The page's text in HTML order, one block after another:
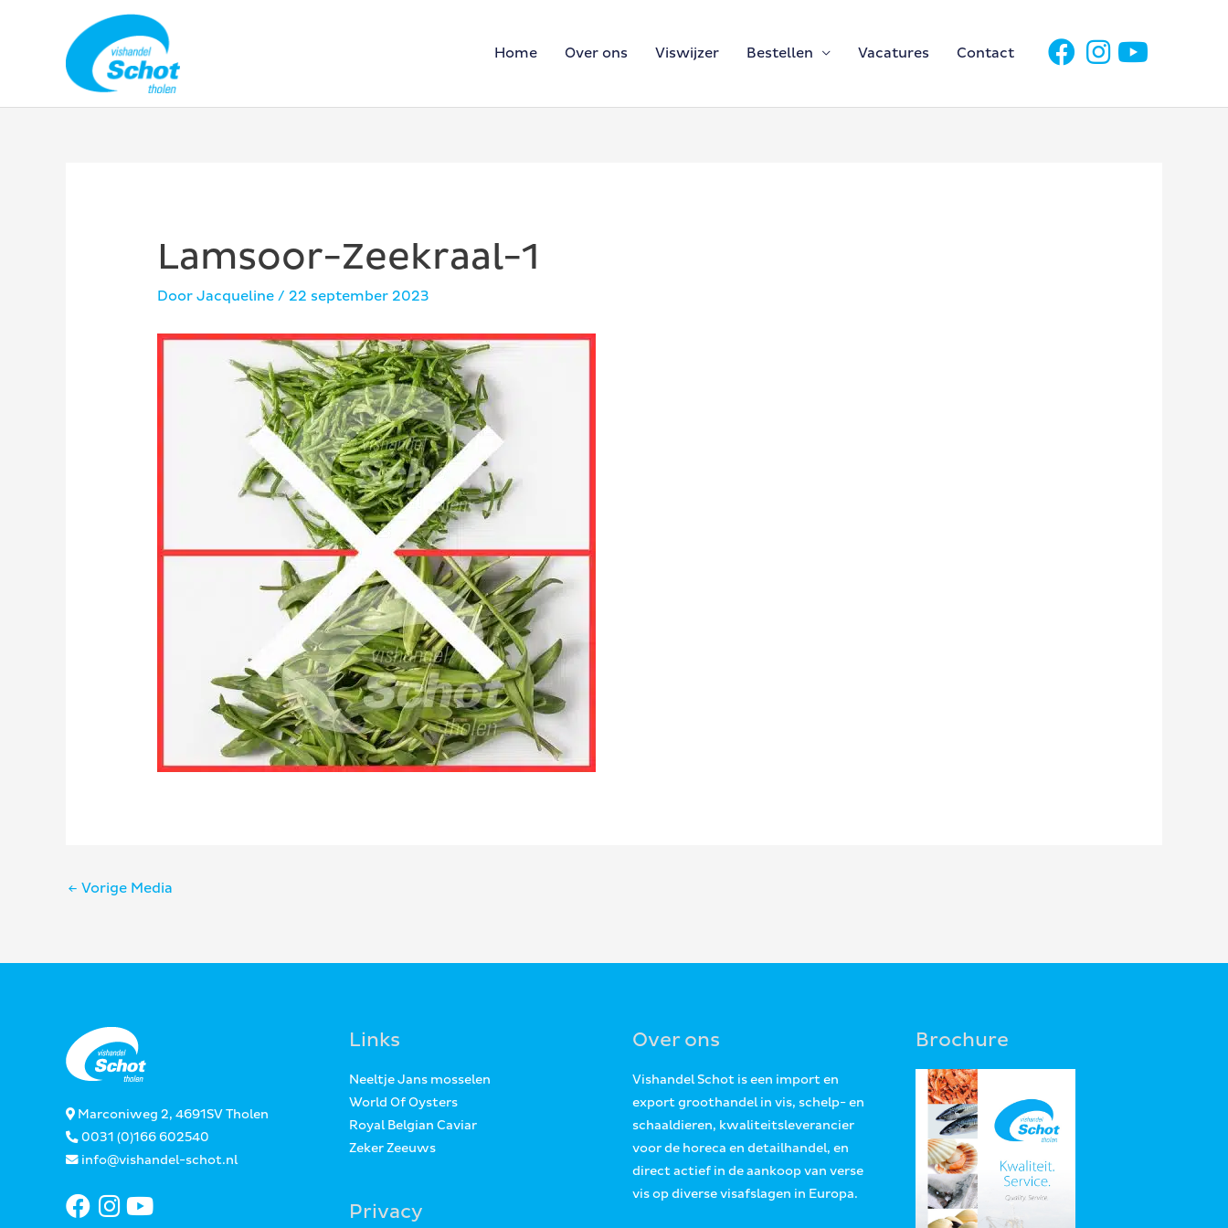
Home Over ons Viswijzer Bestellen Vacatures Contact
Lamsoor-Zeekraal-1
DoorJacqueline/22 september 2023
Bericht
← Vorige Media
Marconiweg 2, 4691SV Tholen
0031 (0)166 602540
info@vishandel-schot.nl
Links
Neeltje Jans mosselen
World Of Oysters
Royal Belgian Caviar
Zeker Zeeuws
Privacy
Over ons
Vishandel Schot is een import en
export groothandel in vis, schelp- en
schaaldieren, kwaliteitsleverancier
voor de horeca en detailhandel, en
direct actief in de aankoop van verse
vis op diverse visafslagen in Europa.
Brochure